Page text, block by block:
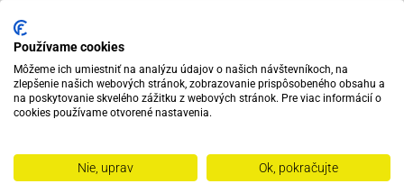
Huatian-HT50QT-22
Huatian-HT50QT-25
Huatian-HT50QT-25
Huatian-HT50QT-26
Čítať viac
Pri objednaní do 12:00 tovar zajtra u vás
Používame cookies
Môžeme ich umiestniť na analýzu údajov o našich návštevníkoch, na
zlepšenie našich webových stránok, zobrazovanie prispôsobeného obsahu a
na poskytovanie skvelého zážitku z webových stránok. Pre viac informácií o
cookies používame otvorené nastavenia.
Nie, uprav Ok, pokračujte